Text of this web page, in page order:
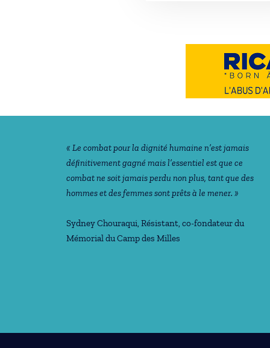
Notre philosophie
« Le combat pour la dignité humaine n’est jamais
déﬁnitivement gagné mais l’essentiel est que ce
combat ne soit jamais perdu non plus, tant que des
hommes et des femmes sont prêts à le mener. »
Sydney Chouraqui, Résistant, co-fondateur du
Mémorial du Camp des Milles